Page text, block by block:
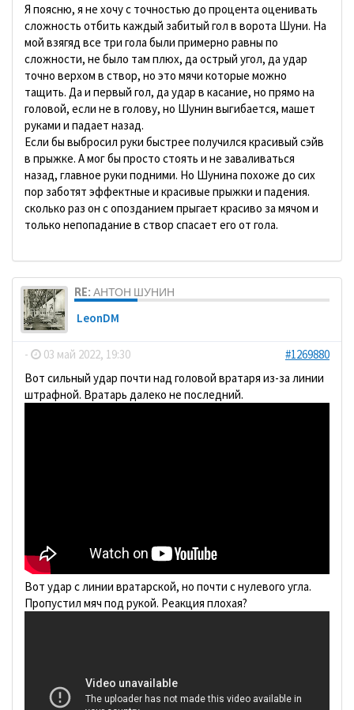
Я поясню, я не хочу с точностью до процента оценивать
сложность отбить каждый забитый гол в ворота Шуни. На
мой взягяд все три гола были примерно равны по
сложности, не было там плюх, да острый угол, да удар
точно верхом в створ, но это мячи которые можно
тащить. Да и первый гол, да удар в касание, но прямо на
головой, если не в голову, но Шунин выгибается, машет
руками и падает назад.
Если бы выбросил руки быстрее получился красивый сэйв
в прыжке. А мог бы просто стоять и не заваливаться
назад, главное руки подними. Но Шунина похоже до сих
пор заботят эффектные и красивые прыжки и падения.
сколько раз он с опозданием прыгает красиво за мячом и
только непопадание в створ спасает его от гола.
RE: АНТОН ШУНИН
LeonDM
- 03 май 2022, 19:30
#1269880
Вот сильный удар почти над головой вратаря из-за линии
штрафной. Вратарь далеко не последний.
Вот удар с линии вратарской, но почти с нулевого угла.
Пропустил мяч под рукой. Реакция плохая?